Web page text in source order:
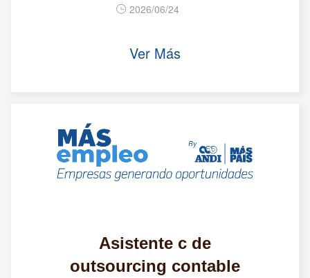
2026/06/24
Ver Más
Asistente c de
outsourcing contable